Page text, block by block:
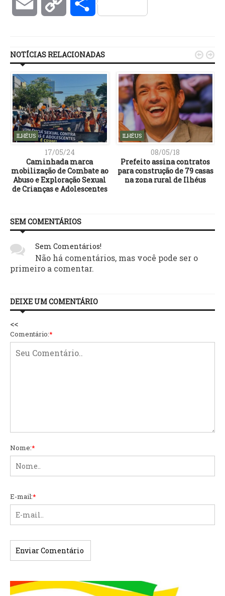
Email Copy Compartilhar
NOTÍCIAS RELACIONADAS
ILHÉUS
17/05/24
Caminhada marca
mobilização de Combate ao
Abuso e Exploração Sexual
de Crianças e Adolescentes
ILHÉUS
08/05/18
Prefeito assina contratos
para construção de 79 casas
na zona rural de Ilhéus
 
SEM COMENTÁRIOS
Sem Comentários!
Não há comentários, mas você pode ser o
primeiro a comentar.
DEIXE UM COMENTÁRIO
<<
Comentário:*
Nome:*
E-mail:*